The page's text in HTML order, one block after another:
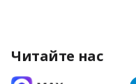
Читайте нас